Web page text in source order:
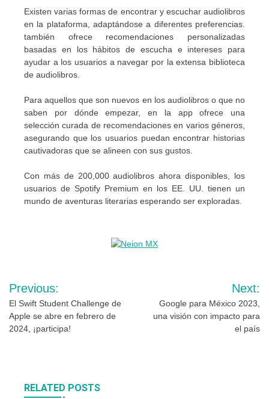
Existen varias formas de encontrar y escuchar audiolibros
en la plataforma, adaptándose a diferentes preferencias.
también ofrece recomendaciones personalizadas
basadas en los hábitos de escucha e intereses para
ayudar a los usuarios a navegar por la extensa biblioteca
de audiolibros.
Para aquellos que son nuevos en los audiolibros o que no
saben por dónde empezar, en la app ofrece una
selección curada de recomendaciones en varios géneros,
asegurando que los usuarios puedan encontrar historias
cautivadoras que se alineen con sus gustos.
Con más de 200,000 audiolibros ahora disponibles, los
usuarios de Spotify Premium en los EE. UU. tienen un
mundo de aventuras literarias esperando ser exploradas.
Navegación
de
entradas
Previous:
El Swift Student Challenge de
Apple se abre en febrero de
2024, ¡participa!
Next:
Google para México 2023,
una visión con impacto para
el país
RELATED POSTS